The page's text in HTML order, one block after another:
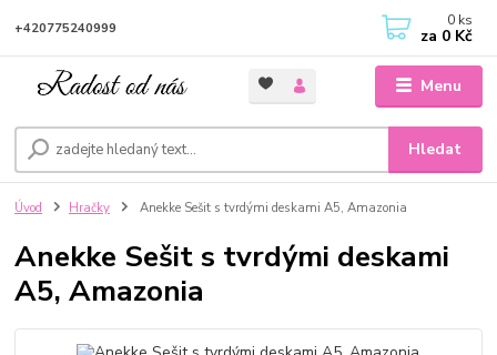
Menu
Hledat
+420775240999 0 ks
za 0 Kč
Úvod Hračky Anekke Sešit s tvrdými deskami A5, Amazonia
Anekke Sešit s tvrdými deskami
A5, Amazonia